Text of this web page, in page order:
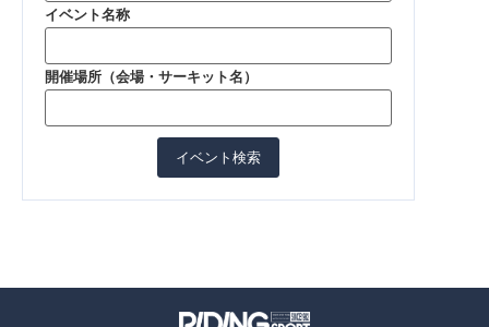
イベント名称
開催場所（会場・サーキット名）